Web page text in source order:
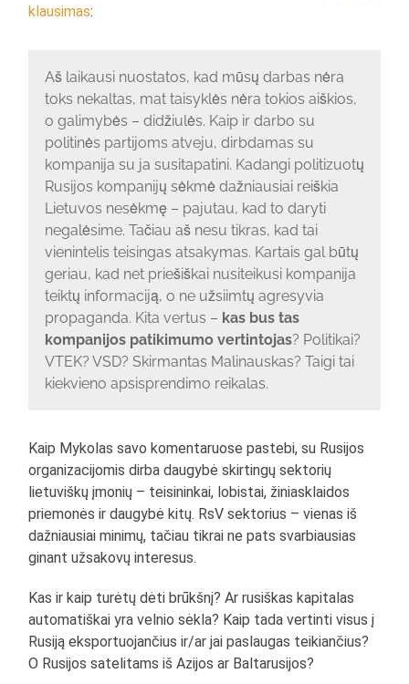
klausimas:
Aš laikausi nuostatos, kad mūsų darbas nėra
toks nekaltas, mat taisyklės nėra tokios aiškios,
o galimybės – didžiulės. Kaip ir darbo su
politinės partijoms atveju, dirbdamas su
kompanija su ja susitapatini. Kadangi politizuotų
Rusijos kompanijų sėkmė dažniausiai reiškia
Lietuvos nesėkmę – pajutau, kad to daryti
negalėsime. Tačiau aš nesu tikras, kad tai
vienintelis teisingas atsakymas. Kartais gal būtų
geriau, kad net priešiškai nusiteikusi kompanija
teiktų informaciją, o ne užsiimtų agresyvia
propaganda. Kita vertus – kas bus tas
kompanijos patikimumo vertintojas? Politikai?
VTEK? VSD? Skirmantas Malinauskas? Taigi tai
kiekvieno apsisprendimo reikalas.
Kaip Mykolas savo komentaruose pastebi, su Rusijos
organizacijomis dirba daugybė skirtingų sektorių
lietuviškų įmonių – teisininkai, lobistai, žiniasklaidos
priemonės ir daugybė kitų. RsV sektorius – vienas iš
dažniausiai minimų, tačiau tikrai ne pats svarbiausias
ginant užsakovų interesus.
Kas ir kaip turėtų dėti brūkšnį? Ar rusiškas kapitalas
automatiškai yra velnio sėkla? Kaip tada vertinti visus į
Rusiją eksportuojančius ir/ar jai paslaugas teikiančius?
O Rusijos satelitams iš Azijos ar Baltarusijos?